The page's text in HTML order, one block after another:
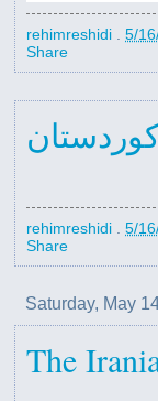
rehimreshidi 5/
Share
rehimreshidi 5/
Share
Saturday, May
The